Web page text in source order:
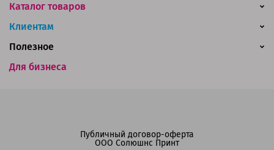
Каталог товаров
Клиентам
Для бизнеса
Полезное
Публичный договор-оферта
ООО Солюшнс Принт